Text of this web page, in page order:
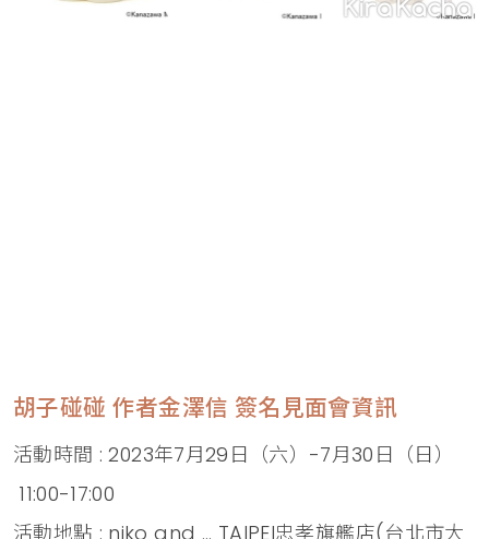
胡子碰碰 作者金澤信 簽名見面會資訊
活動時間 : 2023年7月29日（六）-7月30日（日）
11:00-17:00
活動地點 : niko and ... TAIPEI忠孝旗艦店(台北市大